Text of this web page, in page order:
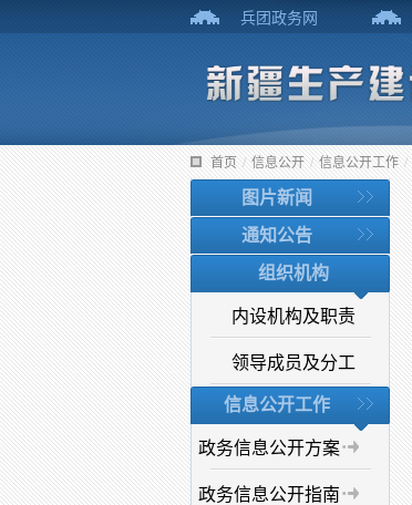
兵团政务网
首页 / 信息公开 / 信息公开工作 /
图片新闻
通知公告
组织机构
内设机构及职责
领导成员及分工
信息公开工作
政务信息公开方案
政务信息公开指南